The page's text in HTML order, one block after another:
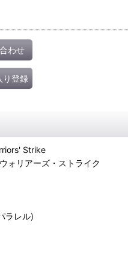
わせ
り登録
Strike
ォリアーズ・ストライク
ラレル)